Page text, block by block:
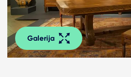
Galerija